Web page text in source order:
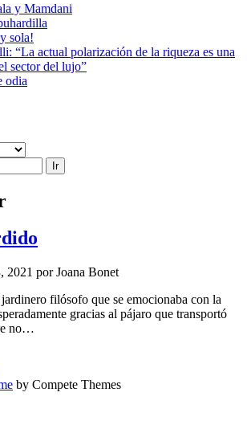
y Mamdani
sola!
“La actual polarización de la riqueza es una
sector del lujo”
odia
2021 por Joana Bonet
filósofo que se emocionaba con la
gracias al pájaro que transportó
no…
by Compete Themes